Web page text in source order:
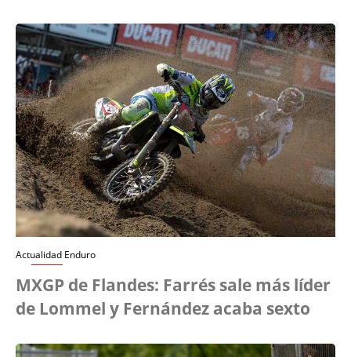
Actualidad Enduro
MXGP de Flandes: Farrés sale más líder
de Lommel y Fernández acaba sexto